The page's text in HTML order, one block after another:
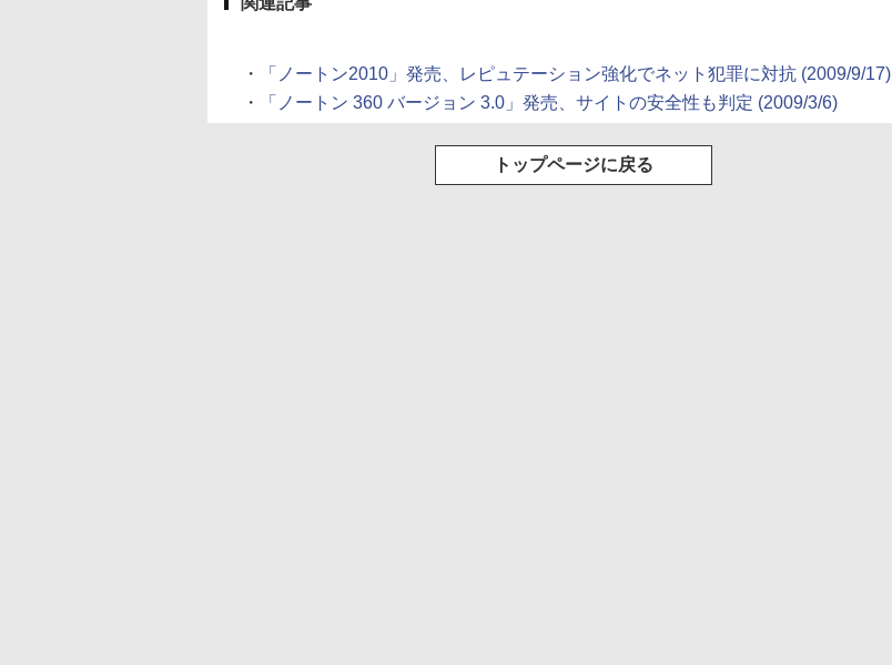
・
「ノートン2010」発売、レピュテーション強化でネット犯罪に対抗 (2009/9/17)
・
「ノートン 360 バージョン 3.0」発売、サイトの安全性も判定 (2009/3/6)
トップページに戻る